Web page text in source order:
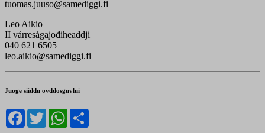
tuomas.juuso@samediggi.fi
Leo Aikio
II várreságajođiheaddji
040 621 6505
leo.aikio@samediggi.fi
Juoge siiddu ovddosguvlui
Facebook
TwitterWhatsApp